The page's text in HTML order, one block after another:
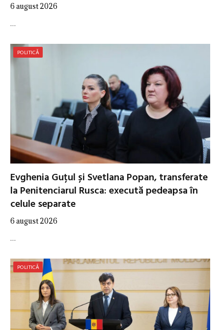
6 august 2026
…
POLITICĂ
Evghenia Guțul și Svetlana Popan, transferate
la Penitenciarul Rusca: execută pedeapsa în
celule separate
6 august 2026
…
POLITICĂ